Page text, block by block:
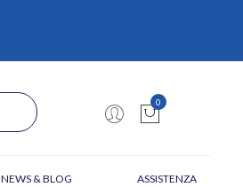
0
NEWS & BLOG ASSISTENZA